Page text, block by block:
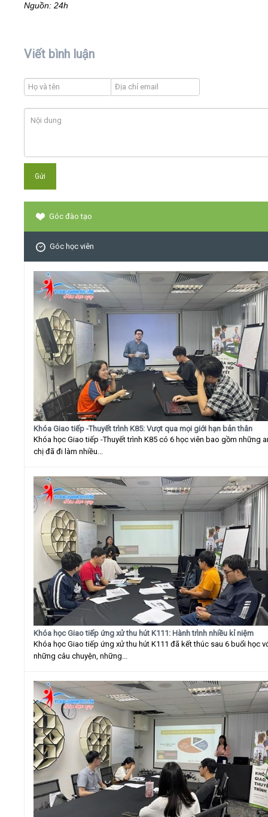
Nguồn: 24h
Viết bình luận
Góc đào tạo
Góc học viên
Khóa Giao tiếp -Thuyết trình K85: Vượt qua mọi giới hạn bản thân
Khóa học Giao tiếp -Thuyết trình K85 có 6 học viên bao gồm những
chị đã đi làm nhiều...
Khóa học Giao tiếp ứng xử thu hút K111: Hành trình nhiều kỉ niệm
Khóa học Giao tiếp ứng xử thu hút K111 đã kết thúc sau 6 buổi học
những câu chuyện, những...